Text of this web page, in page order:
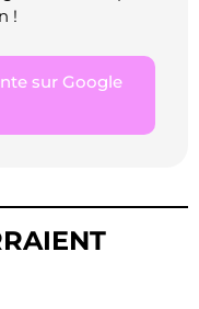
!
sur Google